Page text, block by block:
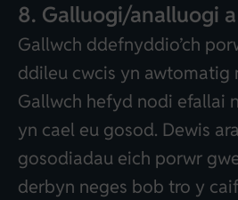
8. Galluogi/analluogi
Gallwch ddefnyddio’ch
ddileu cwcis yn awtomatig
Gallwch hefyd nodi efallai
yn cael eu gosod. Dewis
gosodiadau eich porwr
derbyn neges bob tro y